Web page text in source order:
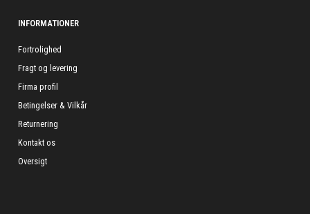
INFORMATIONER
Fortrolighed
Fragt og levering
Firma profil
Betingelser & Vilkår
Returnering
Kontakt os
Oversigt